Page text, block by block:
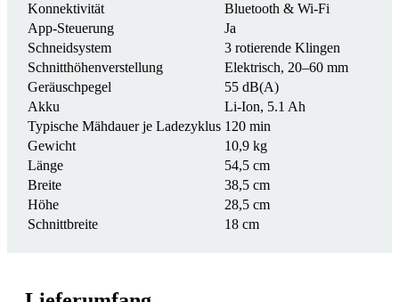
Konnektivität
Bluetooth & Wi-Fi
App-Steuerung
Ja
Schneidsystem
3 rotierende Klingen
Schnitthöhenverstellung
Elektrisch, 20–60 mm
Geräuschpegel
55 dB(A)
Akku
Li-Ion, 5.1 Ah
Typische Mähdauer je Ladezyklus 120 min
Gewicht
10,9 kg
Länge
54,5 cm
Breite
38,5 cm
Höhe
28,5 cm
Schnittbreite
18 cm